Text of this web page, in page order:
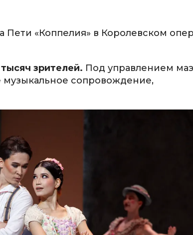
Пети «Коппелия» в Королевском
зрителей. Под управлением
музыкальное сопровождение,